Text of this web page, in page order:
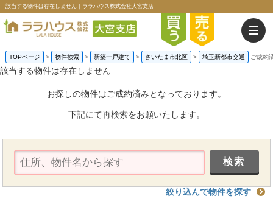
該当する物件は存在しません｜ララハウス株式会社大宮支店
TOPページ > 物件検索 > 新築一戸建て > さいたま市北区 > 埼玉新都市交通 ご成約
該当する物件は存在しません
お探しの物件はご成約済みとなっております。
下記にて再検索をお願いたします。
絞り込んで物件を探す